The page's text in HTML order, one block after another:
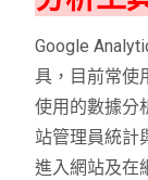
Google
具，目前常使
使用的數據分
站管理員統計
進入網站及在